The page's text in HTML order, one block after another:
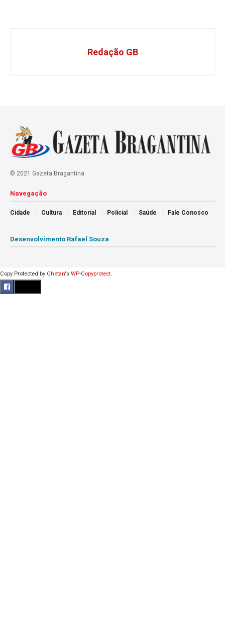
Redação GB
© 2021 Gazeta Bragantina
Navegação
Cidade Cultura Editorial Policial Saúde Fale Conosco
Desenvolvimento Rafael Souza
Copy Protected by Chetan's WP-Copyprotect.